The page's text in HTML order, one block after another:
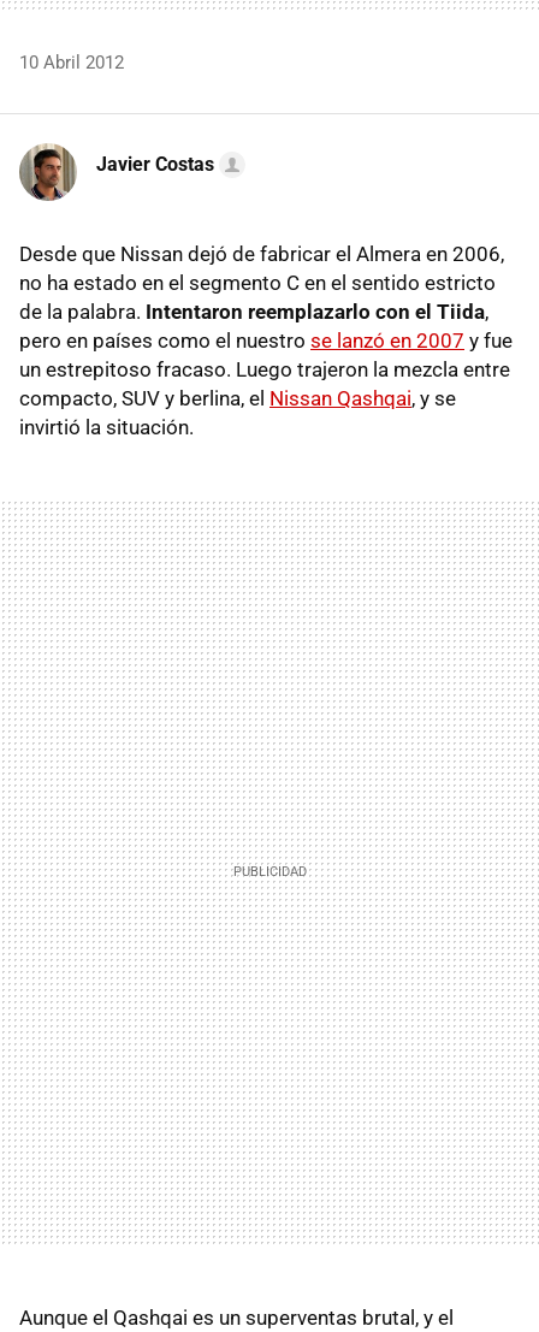
10 Abril 2012
Javier Costas
Desde que Nissan dejó de fabricar el Almera en 2006,
no ha estado en el segmento C en el sentido estricto
de la palabra. Intentaron reemplazarlo con el Tiida,
pero en países como el nuestro se lanzó en 2007 y fue
un estrepitoso fracaso. Luego trajeron la mezcla entre
compacto, SUV y berlina, el Nissan Qashqai, y se
invirtió la situación.
Aunque el Qashqai es un superventas brutal, y el